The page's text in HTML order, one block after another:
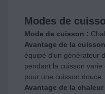
Modes de
Mode de cuisson :
Avantage de la
équipé d'un générateur
pendant la cuisson varie
pour une cuisson douce.
Avantage de la